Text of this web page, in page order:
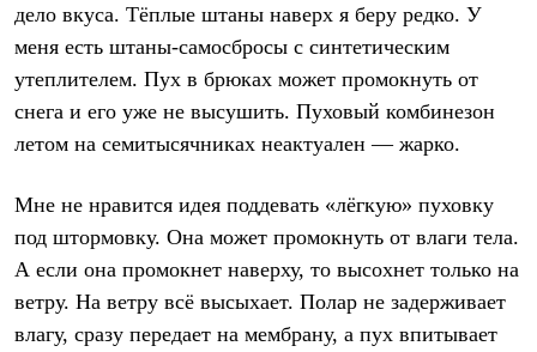
дело вкуса. Тёплые штаны наверх я беру редко. У
меня есть штаны-самосбросы с синтетическим
утеплителем. Пух в брюках может промокнуть от
снега и его уже не высушить. Пуховый комбинезон
летом на семитысячниках неактуален — жарко.
Мне не нравится идея поддевать «лёгкую» пуховку
под штормовку. Она может промокнуть от влаги тела.
А если она промокнет наверху, то высохнет только на
ветру. На ветру всё высыхает. Полар не задерживает
влагу, сразу передает на мембрану, а пух впитывает